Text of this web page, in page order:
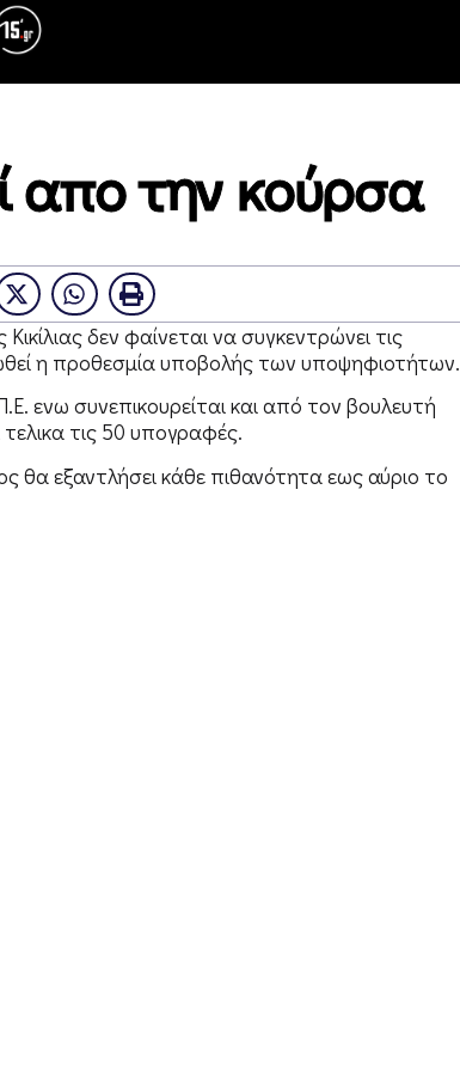
απο την κούρσα
δεν φαίνεται να συγκεντρώνει τις
η προθεσμία υποβολής των υποψηφιοτήτων.
ενω συνεπικουρείται και από τον βουλευτή
τις 50 υπογραφές.
θα εξαντλήσει κάθε πιθανότητα εως αύριο το